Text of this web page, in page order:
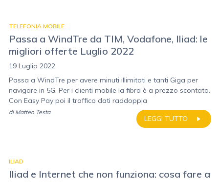
TELEFONIA MOBILE
Passa a WindTre da TIM, Vodafone, Iliad: le
migliori offerte Luglio 2022
19 Luglio 2022
Passa a WindTre per avere minuti illimitati e tanti Giga per
navigare in 5G. Per i clienti mobile la fibra è a prezzo scontato.
Con Easy Pay poi il traffico dati raddoppia
LEGGI TUTTO
di Matteo Testa
ILIAD
Iliad e Internet che non funziona: cosa fare a